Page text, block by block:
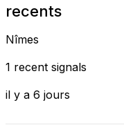
recents
Nîmes
1 recent signals
il y a 6 jours